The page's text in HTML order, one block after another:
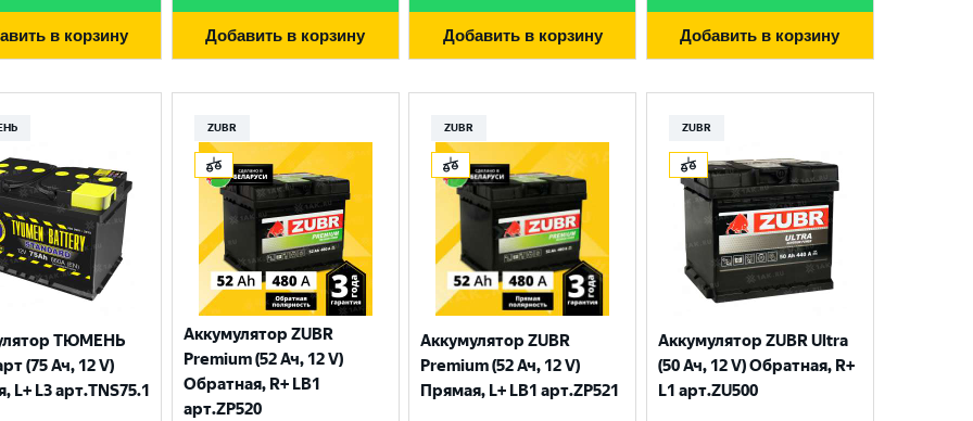
в корзину Добавить в корзину Добавить в корзину Добавить в корзину
ТЮМЕНЬ
(75 Ач, 12 V)
L+ L3 арт.TNS75.1
ZUBR
Аккумулятор ZUBR
Premium (52 Ач, 12 V)
Обратная, R+ LB1
арт.ZP520
ZUBR
Аккумулятор ZUBR
Premium (52 Ач, 12 V)
Прямая, L+ LB1 арт.ZP521
ZUBR
Аккумулятор ZUBR Ultra
(50 Ач, 12 V) Обратная, R+
L1 арт.ZU500